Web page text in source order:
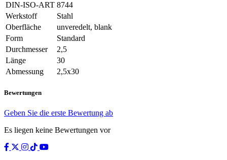
DIN-ISO-ART 8744
Werkstoff
Stahl
Oberfläche
unveredelt, blank
Form
Standard
Durchmesser
2,5
Länge
30
Abmessung
2,5x30
Bewertungen
Geben Sie die erste Bewertung ab
Es liegen keine Bewertungen vor